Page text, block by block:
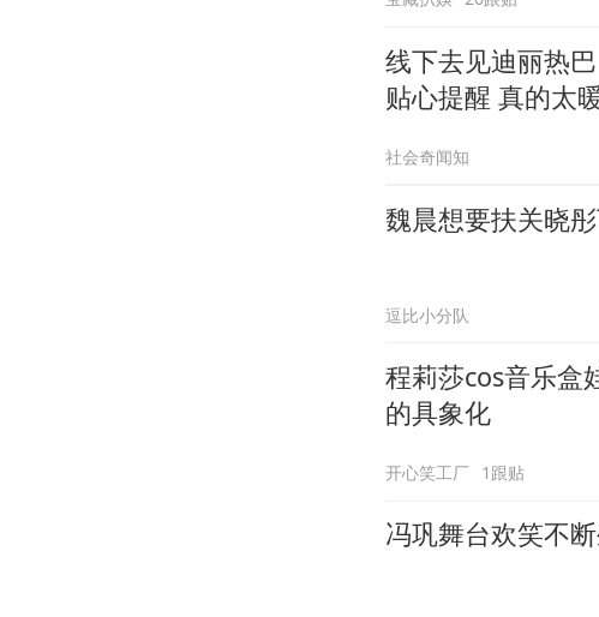
线下去见迪丽热
贴心提醒 真的太
社会奇闻知
魏晨想要扶关晓
逗比小分队
程莉莎cos音乐盒
的具象化
开心笑工厂 1跟贴
冯巩舞台欢笑不